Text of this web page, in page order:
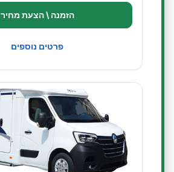
הזמנה \ הצעת מחיר
פרטים נוספים